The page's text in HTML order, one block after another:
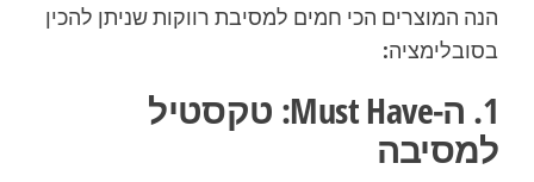
הנה המוצרים הכי חמים למסיבת רווקות שניתן להכין
בסובלימציה:
1. ה-Must Have: טקסטיל
למסיבה